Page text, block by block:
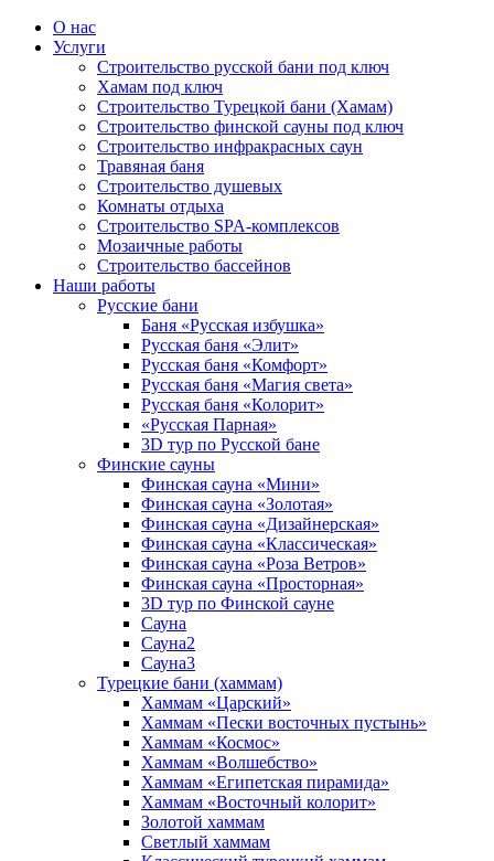
О нас
Услуги
Строительство русской бани под ключ
Хамам под ключ
Строительство Турецкой бани (Хамам)
Строительство финской сауны под ключ
Строительство инфракрасных саун
Травяная баня
Строительство душевых
Комнаты отдыха
Строительство SPA-комплексов
Мозаичные работы
Строительство бассейнов
Наши работы
Русские бани
Баня «Русская избушка»
Русская баня «Элит»
Русская баня «Комфорт»
Русская баня «Магия света»
Русская баня «Колорит»
«Русская Парная»
3D тур по Русской бане
Финские сауны
Финская сауна «Мини»
Финская сауна «Золотая»
Финская сауна «Дизайнерская»
Финская сауна «Классическая»
Финская сауна «Роза Ветров»
Финская сауна «Просторная»
3D тур по Финской сауне
Сауна
Сауна2
Сауна3
Турецкие бани (хаммам)
Хаммам «Царский»
Хаммам «Пески восточных пустынь»
Хаммам «Космос»
Хаммам «Волшебство»
Хаммам «Египетская пирамида»
Хаммам «Восточный колорит»
Золотой хаммам
Светлый хаммам